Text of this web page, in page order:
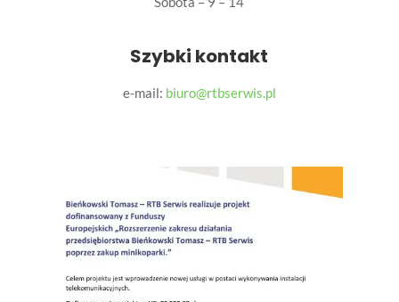
Szybki kontakt
e-mail: biuro@rtbserwis.pl